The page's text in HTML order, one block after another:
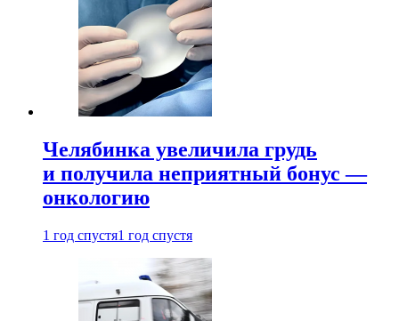
Челябинка увеличила грудь
и получила неприятный бонус —
онкологию
1 год спустя1 год спустя